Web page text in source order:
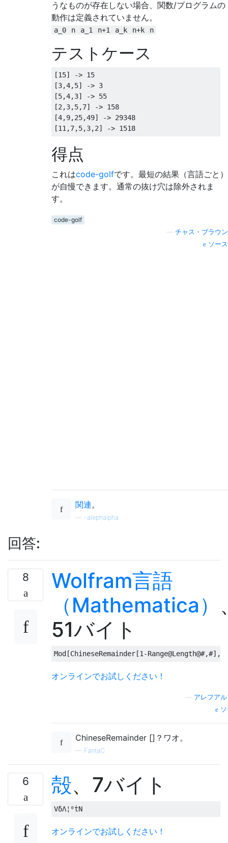
うなものが存在しない場合、関数/プログラムの
動作は定義されていません。
a_0 n a_1 n+1 a_k n+k n
テストケース
[15] -> 15
[3,4,5] -> 3
[5,4,3] -> 55
[2,3,5,7] -> 158
[4,9,25,49] -> 29348
得点
これはcode-golfです。最短の結果（言語ごと）
が自慢できます。通常の抜け穴は除外されま
す。
code-golf
チャス・ブラウン
ソース
関連。
-alephalpha
回答:
8
Wolfram言語
（Mathematica）
51バイト
オンラインでお試しください！
アレフア
ChineseRemainder []？ワオ。
— FantaC
6 殻、7バイト
オンラインでお試しください！